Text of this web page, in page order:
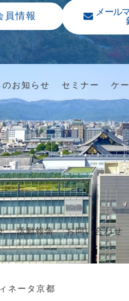
員情報
メール
お知らせ セミナー ケ
活動報告 お問い合わせ
ネータ京都